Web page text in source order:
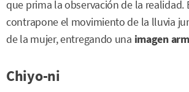
que prima la observación de la realidad.
contrapone el movimiento de la lluvia
de la mujer, entregando una imagen
Chiyo-ni